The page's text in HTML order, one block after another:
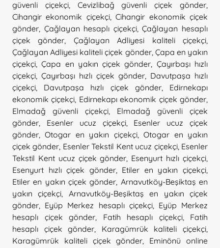
güvenli çiçekçi, Cevizlibağ güvenli çiçek gönder
Cihangir ekonomik çiçekçi,Cihangir ekonomik çiçek
gönder Çağlayan hesaplı çiçekçi,Çağlayan hesaplı
çiçek gönder
Çağlayan Adliyesi kaliteli çiçekçi
Çağlayan Adliyesi kaliteli çiçek gönder, Çapa en yakın
çiçekçi ,Çapa en yakın çiçek gönder Çayırbaşı hızlı
çiçekçi Çayırbaşı hızlı çiçek gönder Davutpaşa hızlı
çiçekçi
Davutpaşa hızlı çiçek gönder, Edirnekapı
ekonomik çiçekçi Edirnekapı ekonomik çiçek gönder
Elmadağ güvenli çiçekçi
Elmadağ güvenli çiçek
gönder
Esenler ucuz çiçekçi, Esenler ucuz çiçek
gönder ,Otogar en yakın çiçekçi,Otogar en yakın
çiçek gönder Esenler Tekstil Kent ucuz çiçekçi, Esenler
Tekstil Kent ucuz çiçek gönder Esenyurt hızlı çiçekçi
Esenyurt hızlı çiçek gönder, Etiler en yakın çiçekçi
Etiler en yakın çiçek gönder Arnavutköy-Beşiktaş en
yakın çiçekçi
Arnavutköy-Beşiktaş en yakın çiçek
gönder
Eyüp Merkez hesaplı çiçekçi, Eyüp Merkez
hesaplı çiçek gönder
Fatih hesaplı çiçekçi, Fatih
hesaplı çiçek gönder
Karagümrük kaliteli çiçekçi
Karagümrük kaliteli çiçek gönder
Eminönü online